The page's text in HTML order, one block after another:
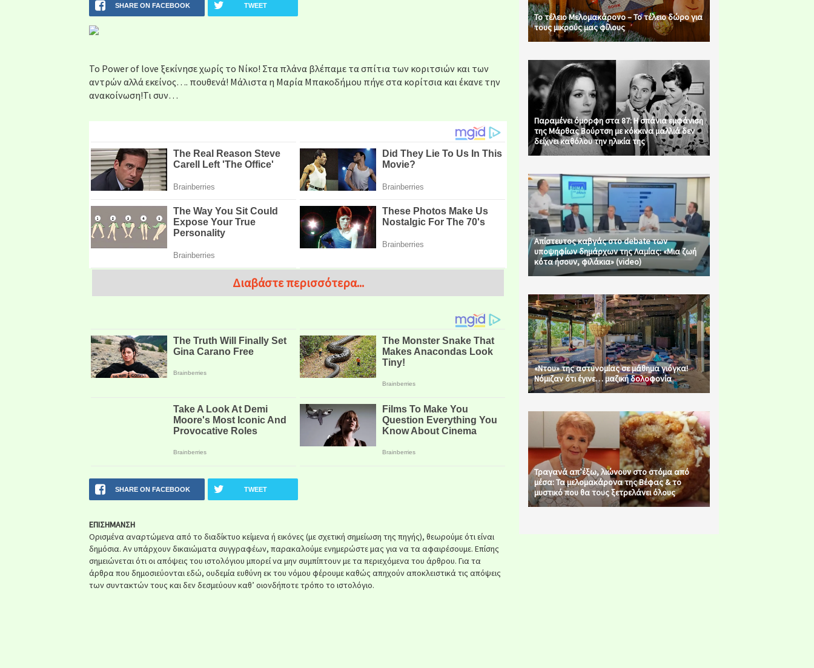
SHARE ON FACEBOOK TWEET
To Power of love ξεκίνησε χωρίς το Νίκο! Στα πλάνα βλέπαμε τα σπίτια των κοριτσιών και των
αντρών αλλά εκείνος…. πουθενά! Μάλιστα η Μαρία Μπακοδήμου πήγε στα κορίτσια και έκανε την
ανακοίνωση!Τι συν…
Διαβάστε περισσότερα...
SHARE ON FACEBOOK TWEET
ΕΠΙΣΗΜΑΝΣΗ
Ορισμένα αναρτώμενα από το διαδίκτυο κείμενα ή εικόνες (με σχετική σημείωση της πηγής), θεωρούμε ότι είναι
δημόσια. Αν υπάρχουν δικαιώματα συγγραφέων, παρακαλούμε ενημερώστε μας για να τα αφαιρέσουμε. Επίσης
σημειώνεται ότι οι απόψεις του ιστολόγιου μπορεί να μην συμπίπτουν με τα περιεχόμενα του άρθρου. Για τα
άρθρα που δημοσιεύονται εδώ, ουδεμία ευθύνη εκ του νόμου φέρουμε καθώς απηχούν αποκλειστικά τις απόψεις
των συντακτών τους και δεν δεσμεύουν καθ’ οιονδήποτε τρόπο το ιστολόγιο.
Το τέλειο Μελομακάρονο – Το τέλειο δώρο για
τους μικρούς μας φίλους
Παραμένει όμορφη στα 87: Η σπάνια εμφάνιση
της Μάρθας Βούρτση με κόκκινα μαλλιά δεν
δείχνει καθόλου την ηλικία της
Απίστευτος καβγάς στο debate των
υποψηφίων δημάρχων της Λαμίας: «Μια ζωή
κότα ήσουν, φιλάκια» (video)
«Ντου» της αστυνομίας σε μάθημα γιόγκα!
Νόμιζαν ότι έγινε… μαζική δολοφονία
Τραγανά απ’έξω, λιώνουν στο στόμα από
μέσα: Τα μελομακάρονα της Βέφας & το
μυστικό που θα τους ξετρελάνει όλους